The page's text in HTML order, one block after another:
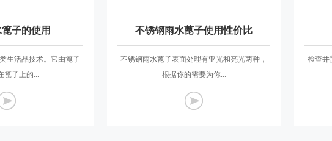
子的使用
生活品技术。它由篦子
篦子上的...
不锈钢雨水蓖子使用性价比
不锈钢雨水蓖子表面处理有亚光和亮光两种，
根据你的需要为你...
检查井